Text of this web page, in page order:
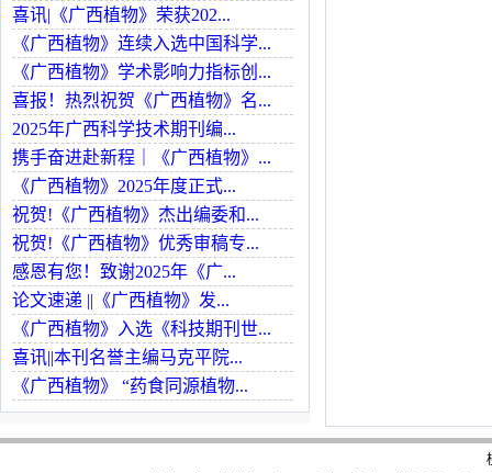
喜讯|《广西植物》荣获202...
《广西植物》连续入选中国科学...
《广西植物》学术影响力指标创...
喜报！热烈祝贺《广西植物》名...
2025年广西科学技术期刊编...
携手奋进赴新程｜《广西植物》...
《广西植物》2025年度正式...
祝贺!《广西植物》杰出编委和...
祝贺!《广西植物》优秀审稿专...
感恩有您！致谢2025年《广...
论文速递 ||《广西植物》发...
《广西植物》入选《科技期刊世...
喜讯||本刊名誉主编马克平院...
《广西植物》 “药食同源植物...